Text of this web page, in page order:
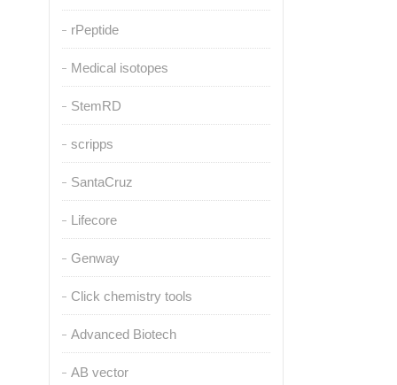
rPeptide
Medical isotopes
StemRD
scripps
SantaCruz
Lifecore
Genway
Click chemistry tools
Advanced Biotech
AB vector